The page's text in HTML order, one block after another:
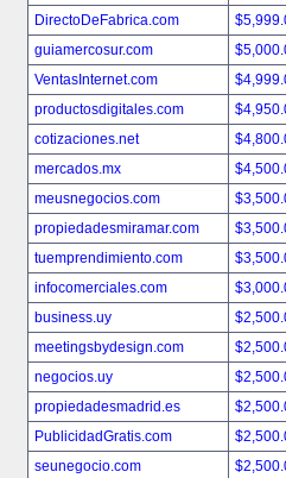
DirectoDeFabrica.com
guiamercosur.com
VentasInternet.com
productosdigitales.com
cotizaciones.net
mercados.mx
meusnegocios.com
propiedadesmiramar.com
tuemprendimiento.com
infocomerciales.com
business.uy
meetingsbydesign.com
negocios.uy
propiedadesmadrid.es
PublicidadGratis.com
seunegocio.com